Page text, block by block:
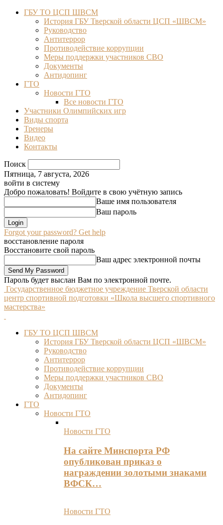
ГБУ ТО ЦСП ШВСМ
История ГБУ Тверской области ЦСП «ШВСМ»
Руководство
Антитеррор
Противодействие коррупции
Меры поддержки участников СВО
Документы
Антидопинг
ГТО
Новости ГТО
Все новости ГТО
Участники Олимпийских игр
Виды спорта
Тренеры
Видео
Контакты
Поиск
Пятница, 7 августа, 2026
войти в систему
Добро пожаловать! Войдите в свою учётную запись
Ваше имя пользователя
Ваш пароль
Forgot your password? Get help
восстановление пароля
Восстановите свой пароль
Ваш адрес электронной почты
Пароль будет выслан Вам по электронной почте.
Государственное бюджетное учреждение Тверской области
центр спортивной подготовки «Школа высшего спортивного
мастерства»
ГБУ ТО ЦСП ШВСМ
История ГБУ Тверской области ЦСП «ШВСМ»
Руководство
Антитеррор
Противодействие коррупции
Меры поддержки участников СВО
Документы
Антидопинг
ГТО
Новости ГТО
Новости ГТО
На сайте Минспорта РФ
опубликован приказ о
награждении золотыми знаками
ВФСК…
Новости ГТО